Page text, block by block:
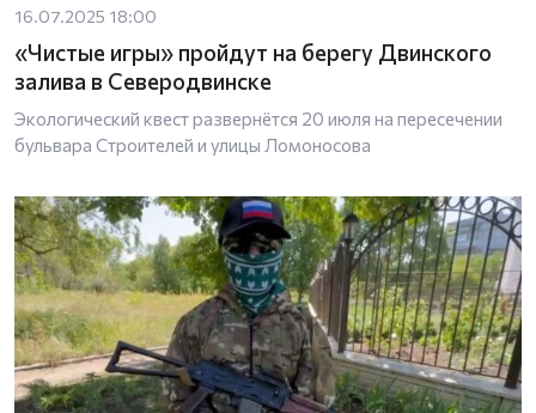
16.07.2025 18:00
«Чистые игры» пройдут на берегу Двинского
залива в Северодвинске
Экологический квест развернётся 20 июля на пересечении
бульвара Строителей и улицы Ломоносова